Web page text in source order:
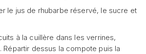
le jus de rhubarbe réservé, le sucre et
à la cuillère dans les verrines,
Répartir dessus la compote puis la